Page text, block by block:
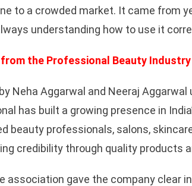
to a crowded market. It came from
understanding how to use it
the Professional Beauty Industry
Neha Aggarwal and Neeraj
has built a growing presence in
beauty professionals, salons,
credibility through quality products
association gave the company clear